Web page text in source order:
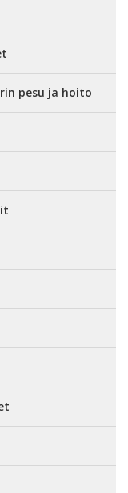
pesu ja hoito